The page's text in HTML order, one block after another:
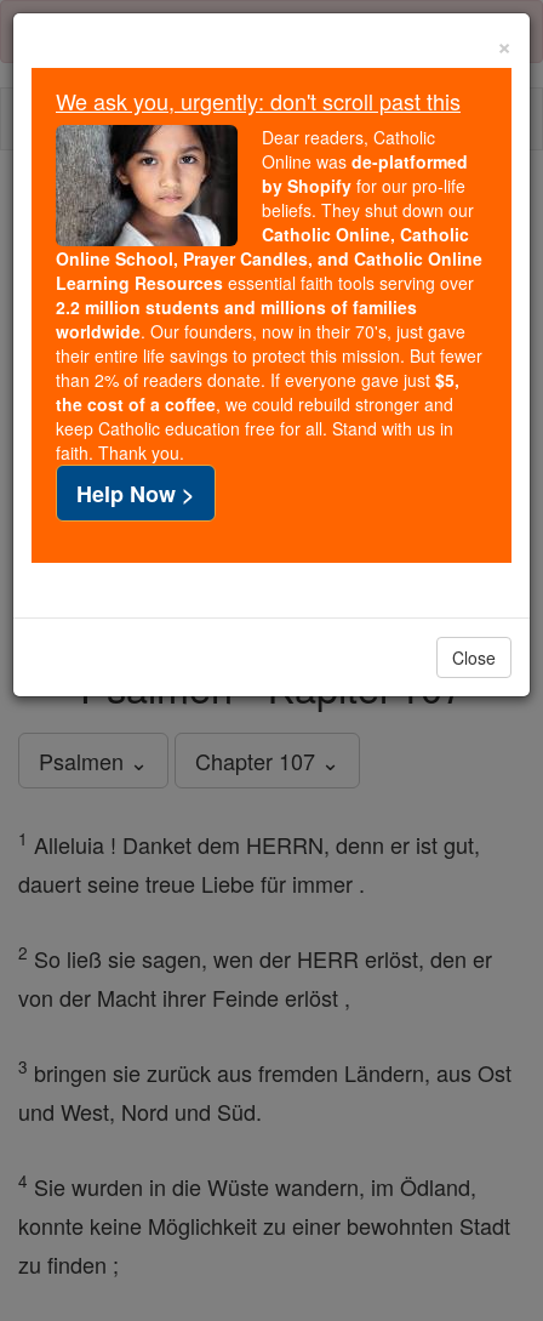
Skip
content
We ask you, urgently: don't scroll past this
Dear readers, Catholic Online
wasde-platformed by Shopify
for our pro-life beliefs. They
shut down ourCatholic
Online, Catholic Online School, Prayer Candles, and
Catholic Online Learning Resourcesessential faith
tools serving over2.2 million students and millions of
families worldwide. Our founders, now in their 70's,
just gave their entire life savings to protect this mission.
But fewer than 2% of readers donate. If everyone gave
just$5, the cost of a coffee, we could rebuild stronger
in faith. Thank you.DONATE TODAY >
Psalmen - Kapitel 107
Psalmen ⌄ Chapter 107 ⌄
1 Alleluia ! Danket dem HERRN, denn er ist gut,
dauert seine treue Liebe für immer .
2 So ließ sie sagen, wen der HERR erlöst, den er
von der Macht ihrer Feinde erlöst ,
3 bringen sie zurück aus fremden Ländern, aus Ost
und West, Nord und Süd.
4 Sie wurden in die Wüste wandern, im Ödland,
konnte keine Möglichkeit zu einer bewohnten Stadt
zu finden ;
×
We ask you, urgently: don't scroll past this
Dear readers, Catholic
Online was de-platformed
by Shopify for our pro-life
beliefs. They shut down our
Catholic Online, Catholic
Online School, Prayer Candles, and Catholic Online
Learning Resources essential faith tools serving over
2.2 million students and millions of families
worldwide. Our founders, now in their 70's, just gave
their entire life savings to protect this mission. But fewer
than 2% of readers donate. If everyone gave just $5,
the cost of a coffee, we could rebuild stronger and
keep Catholic education free for all. Stand with us in
faith. Thank you.
Help Now >
Close